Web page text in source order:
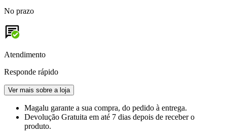
No prazo
Atendimento
Responde rápido
Ver mais sobre a loja
Magalu garante a sua compra, do pedido à entrega.
Devolução Gratuita em até 7 dias depois de receber o
produto.